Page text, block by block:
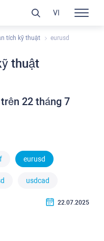
tích kỹ thuật eurusd
thuật
22 tháng 7
eurusd
usdcad
VI